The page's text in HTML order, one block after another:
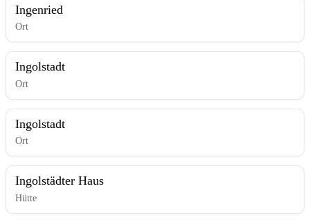
Ingenried
Ort
Ingolstadt
Ort
Ingolstadt
Ort
Ingolstädter Haus
Hütte